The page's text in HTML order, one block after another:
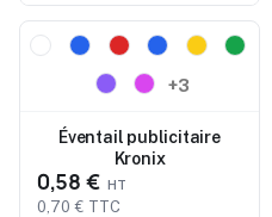
Nouveau
+3
Éventail publicitaire
Kronix
0,58 €
0,70 € TTC